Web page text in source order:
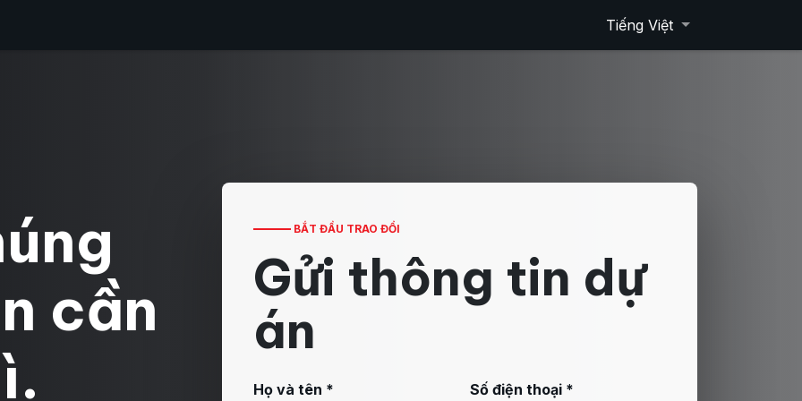
Tiếng Việt
cần
BẮT ĐẦU TRAO ĐỔI
Gửi thông tin dự
án
Họ và tên * Số điện thoại *